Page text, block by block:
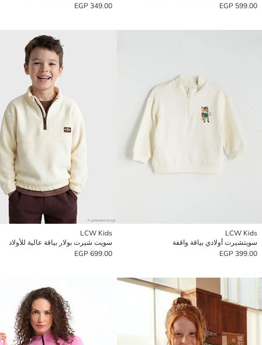
599.00 EGP
349.00 EGP
LCW Kids
سويتشيرت أولادي بياقة واقفة
399.00 EGP
LCW Kids
سويت شيرت بولار بياقة عالية للأولاد
699.00 EGP